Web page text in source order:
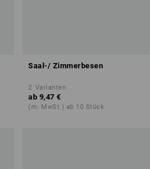
Saal-/ Zimmerbesen
2 Varianten
ab 9,47 €
(m. MwSt.) ab 10 Stück